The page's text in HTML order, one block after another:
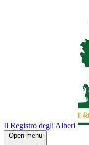
Il Registro degli Alberi
Open menu